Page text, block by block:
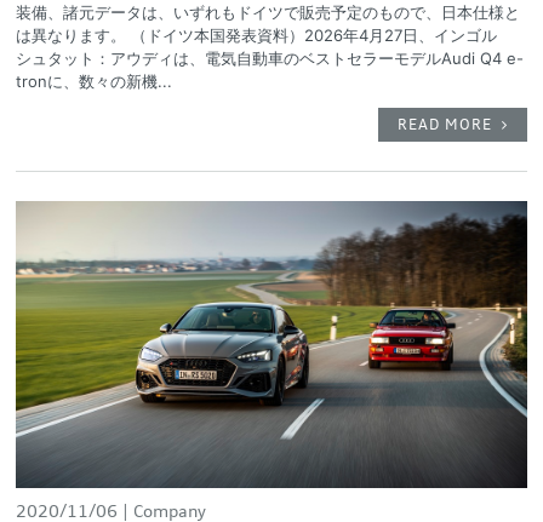
装備、諸元データは、いずれもドイツで販売予定のもので、日本仕様と
は異なります。 （ドイツ本国発表資料）2026年4月27日、インゴル
シュタット：アウディは、電気自動車のベストセラーモデルAudi Q4 e-
tronに、数々の新機...
READ MORE
2020/11/06 Company